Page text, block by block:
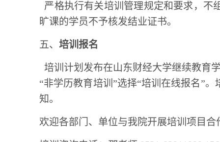
严格执行有关培训管理规定和要求，不
旷课的学员不予核发结业证书。
五、 培训报名
培训计划发布在山东财经大学继续教育
“非学历教育培训”选择“培训在线报名”
知。
欢迎各部门、单位与我院开展培训项目